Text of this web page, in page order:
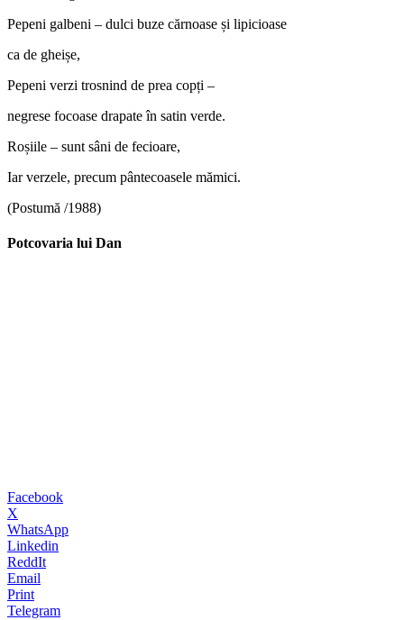
Pepeni galbeni – dulci buze cărnoase și lipicioase
ca de gheișe,
Pepeni verzi trosnind de prea copți –
negrese focoase drapate în satin verde.
Roșiile – sunt sâni de fecioare,
Iar verzele, precum pântecoasele mămici.
(Postumă /1988)
Potcovaria lui Dan
Facebook
X
WhatsApp
Linkedin
ReddIt
Email
Print
Telegram